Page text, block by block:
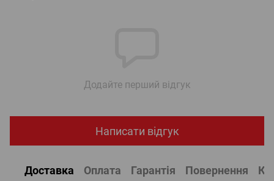
Додайте перший відгук
Написати відгук
Доставка Оплата Гарантія Повернення